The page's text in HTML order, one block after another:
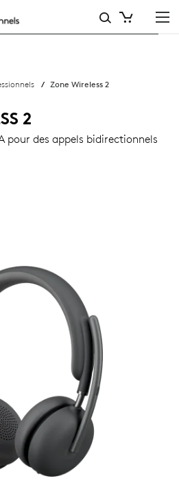
Zone Wireless 2
2
pour des appels bidirectionnels